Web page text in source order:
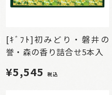
[ｷﾞﾌﾄ]初みどり・磐井の
誉・森の香り詰合せ5本入
¥5,545 税込